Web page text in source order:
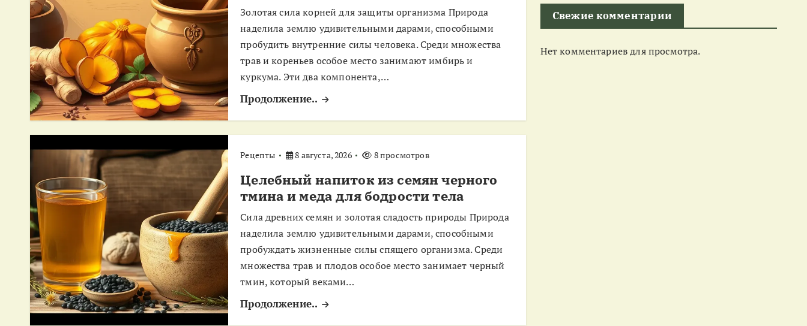
Золотая сила корней для защиты организма Природа
наделила землю удивительными дарами, способными
пробудить внутренние силы человека. Среди множества
трав и кореньев особое место занимают имбирь и
куркума. Эти два компонента,…
Продолжение..
Рецепты 8 августа, 2026 8 просмотров
Целебный напиток из семян черного
тмина и меда для бодрости тела
Сила древних семян и золотая сладость природы Природа
наделила землю удивительными дарами, способными
пробуждать жизненные силы спящего организма. Среди
множества трав и плодов особое место занимает черный
тмин, который веками…
Продолжение..
Свежие комментарии
Нет комментариев для просмотра.